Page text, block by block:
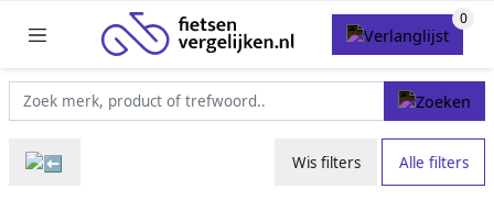
Wis filters Alle filters